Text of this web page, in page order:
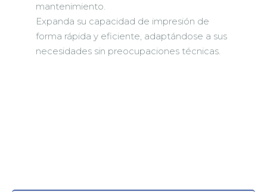
mantenimiento.
Expanda su capacidad de impresión de
forma rápida y eficiente, adaptándose a sus
necesidades sin preocupaciones técnicas.